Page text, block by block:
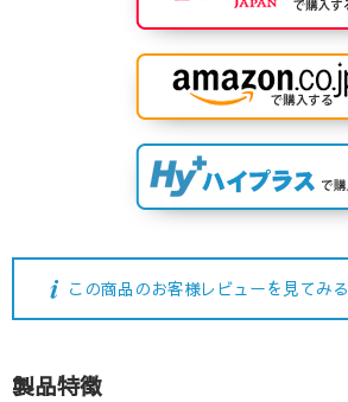
この商品のお客様レビューを見てみる
製品特徴